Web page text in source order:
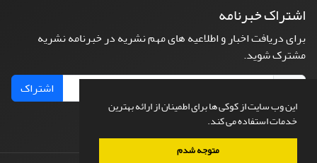
این وب سایت از کوکی ها برای اطمینان از ارائه بهترین
خدمات استفاده می کند.
متوجه شدم
اشتراک خبرنامه
برای دریافت اخبار و اطلاعیه های مهم نشریه در خبرنامه نشریه
مشترک شوید.
اشتراک